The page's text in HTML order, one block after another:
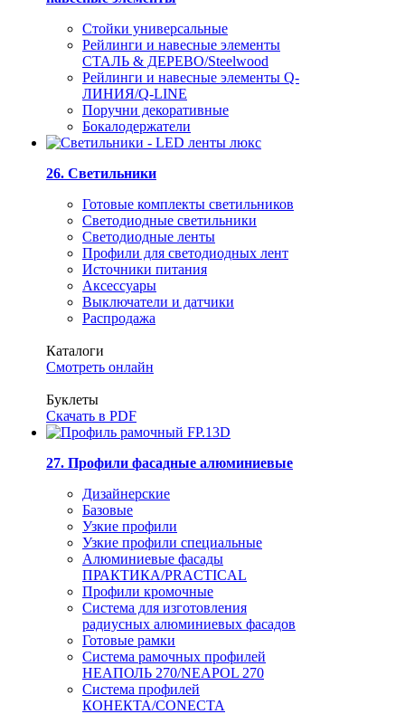
Стойки универсальные
Рейлинги и навесные элементы
СТАЛЬ & ДЕРЕВО/Steelwood
Рейлинги и навесные элементы Q-
ЛИНИЯ/Q-LINE
Поручни декоративные
Бокалодержатели
26. Светильники
Готовые комплекты светильников
Светодиодные светильники
Светодиодные ленты
Профили для светодиодных лент
Источники питания
Аксессуары
Выключатели и датчики
Распродажа
Каталоги
Смотреть онлайн
Буклеты
Скачать в PDF
27. Профили фасадные алюминиевые
Дизайнерские
Базовые
Узкие профили
Узкие профили специальные
Алюминиевые фасады
ПРАКТИКА/PRACTICAL
Профили кромочные
Система для изготовления
радиусных алюминиевых фасадов
Готовые рамки
Система рамочных профилей
НЕАПОЛЬ 270/NEAPOL 270
Система профилей
КОНЕКТА/CONECTA